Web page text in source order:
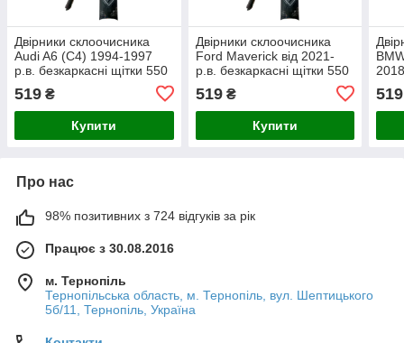
Двірники склоочисника
Audi A6 (C4) 1994-1997
р.в. безкаркасні щітки 550
/ 525 мм. Armer (комплект
2 шт.)
519 ₴
Купити
Двірники склоочисника
Ford Maverick від 2021-
р.в. безкаркасні щітки 550
/ 525 мм. Armer (комплект
2 шт.)
519₴
Купити
519
Про нас
98% позитивних з 724 відгуків за рік
Працює з 30.08.2016
м. Тернопіль
Тернопільська область, м. Тернопіль, вул. Шептицького
5б/11, Тернопіль, Україна